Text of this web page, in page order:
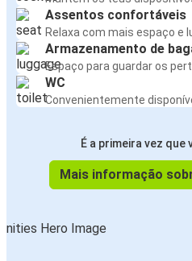
Assentos confortáveis
Relaxa com mais espaço e
Armazenamento de
Espaço para guardar os
WC
Convenientemente
É a primeira vez
Mais informação